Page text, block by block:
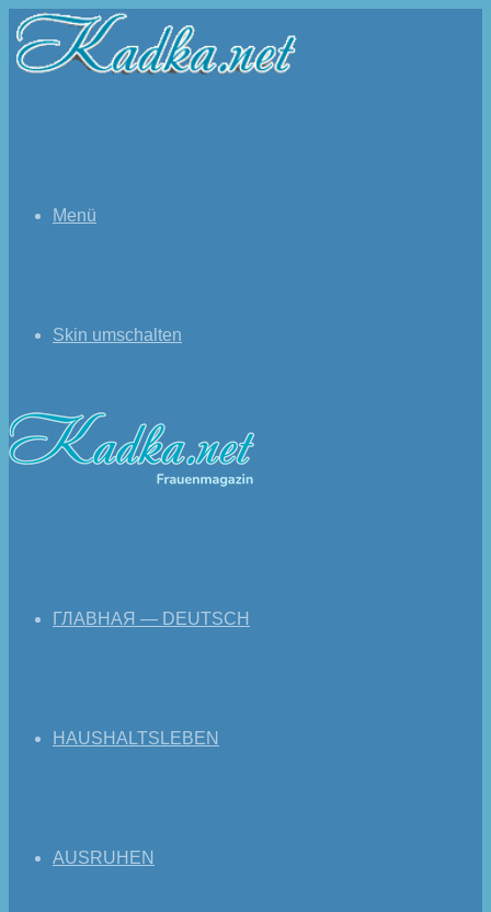
Menü
Skin umschalten
ГЛАВНАЯ — DEUTSCH
HAUSHALTSLEBEN
AUSRUHEN